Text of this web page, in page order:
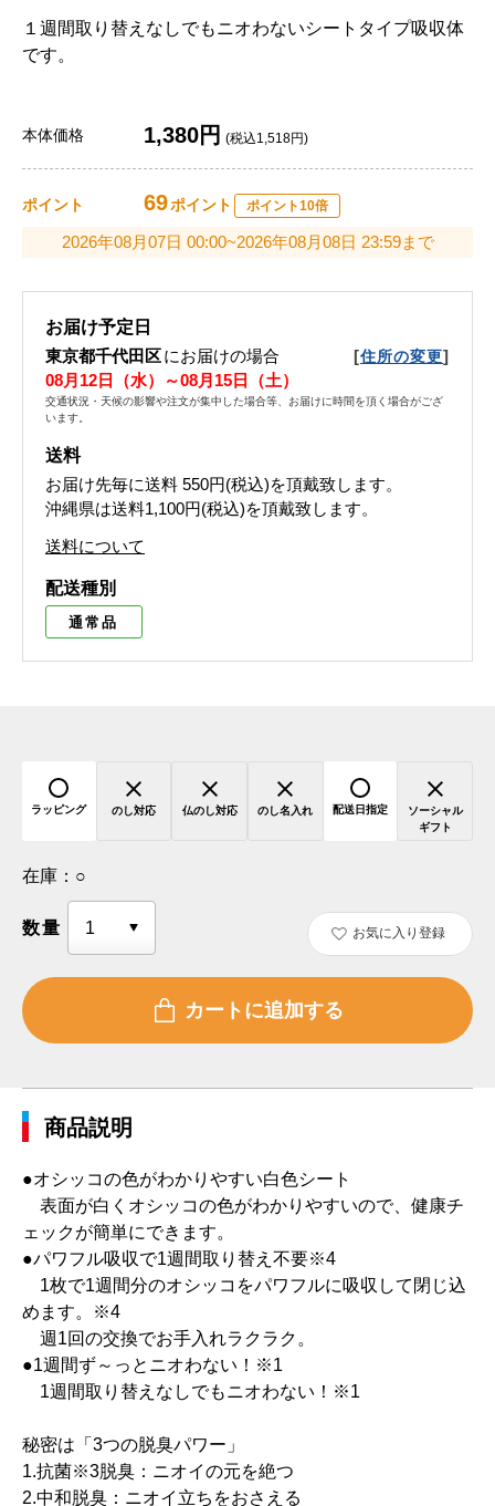
１週間取り替えなしでもニオわないシートタイプ吸収体
です。
本体価格 1,380円 (税込1,518円)
ポイント 69ポイント ポイント10倍
2026年08月07日 00:00~2026年08月08日 23:59まで
お届け予定日
東京都千代田区にお届けの場合 [住所の変更]
08月12日（水）～08月15日（土）
交通状況・天候の影響や注文が集中した場合等、お届けに時間を頂く場合がござ
います。
送料
お届け先毎に送料 550円(税込)を頂戴致します。
沖縄県は送料1,100円(税込)を頂戴致します。
送料について
配送種別
通常品
ラッピング のし対応 仏のし対応 のし名入れ 配送日指定
ソーシャル
ギフト
在庫： ○
数量 お気に入り登録
商品説明
●オシッコの色がわかりやすい白色シート
表面が白くオシッコの色がわかりやすいので、健康チ
ェックが簡単にできます。
●パワフル吸収で1週間取り替え不要※4
1枚で1週間分のオシッコをパワフルに吸収して閉じ込
めます。※4
週1回の交換でお手入れラクラク。
●1週間ず～っとニオわない！※1
1週間取り替えなしでもニオわない！※1
秘密は「3つの脱臭パワー」
1.抗菌※3脱臭：ニオイの元を絶つ
2.中和脱臭：ニオイ立ちをおさえる